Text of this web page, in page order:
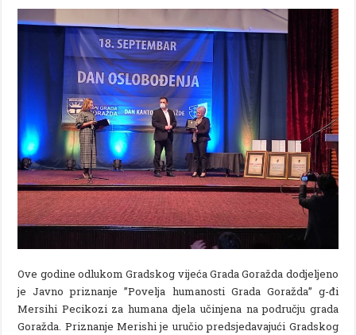
Ove godine odlukom Gradskog vijeća Grada Goražda dodjeljeno
je Javno priznanje ”Povelja humanosti Grada Goražda” g-đi
Mersihi Pecikozi za humana djela učinjena na području grada
Goražda. Priznanje Merishi je uručio predsjedavajući Gradskog